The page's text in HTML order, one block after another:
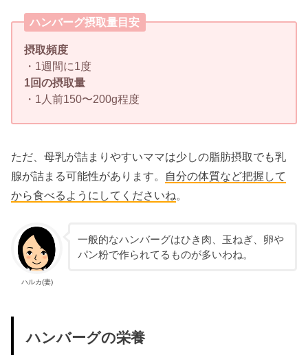
ハンバーグ摂取量目安
摂取頻度
・1週間に1度
1回の摂取量
・1人前150〜200g程度
ただ、母乳が詰まりやすいママは少しの脂肪摂取でも乳
腺が詰まる可能性があります。 自分の体質など把握して
から食べるようにしてくださいね。
ハルカ(妻)
一般的なハンバーグはひき肉、玉ねぎ、卵や
パン粉で作られてるものが多いわね。
ハンバーグの栄養